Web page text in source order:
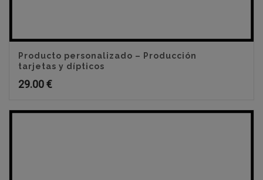
Producto personalizado – Producción
tarjetas y dípticos
29.00€